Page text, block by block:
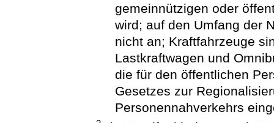
gemeinnützigen oder
wird; auf den Umfang der
nicht an; Kraftfahrzeuge
Lastkraftwagen und
die für den öffentlichen
Gesetzes zur
Personennahverkehrs